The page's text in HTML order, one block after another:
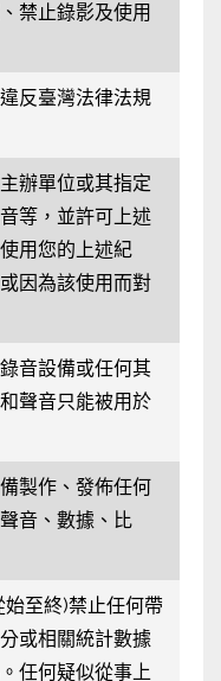
禁止錄影及使用
反臺灣法律法規
辦單位或其指定
等，並許可上述
用您的上述紀
因為該使用而對
音設備或任何其
聲音只能被用於
製作、發佈任何
音、數據、比
至終)禁止任何帶
或相關統計數據
任何疑似從事上